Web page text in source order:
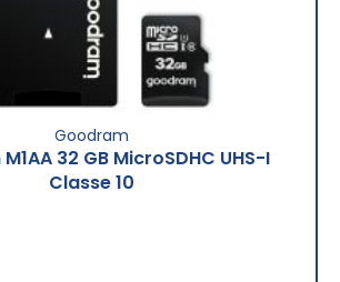
Goodram
32 GB MicroSDHC UHS-I
Classe 10